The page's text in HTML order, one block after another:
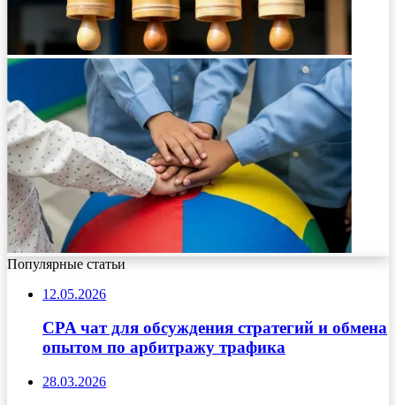
Популярные статьи
12.05.2026
CPA чат для обсуждения стратегий и обмена
опытом по арбитражу трафика
28.03.2026